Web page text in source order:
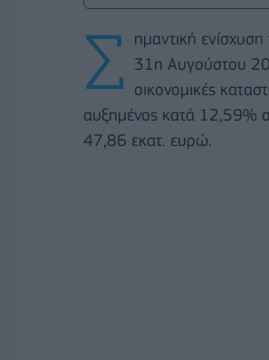
Σ ημαντική
31 η Αυγούστου
οικονομικές
αυξημένος κατά 12,59%
47,86 εκατ. ευρώ.